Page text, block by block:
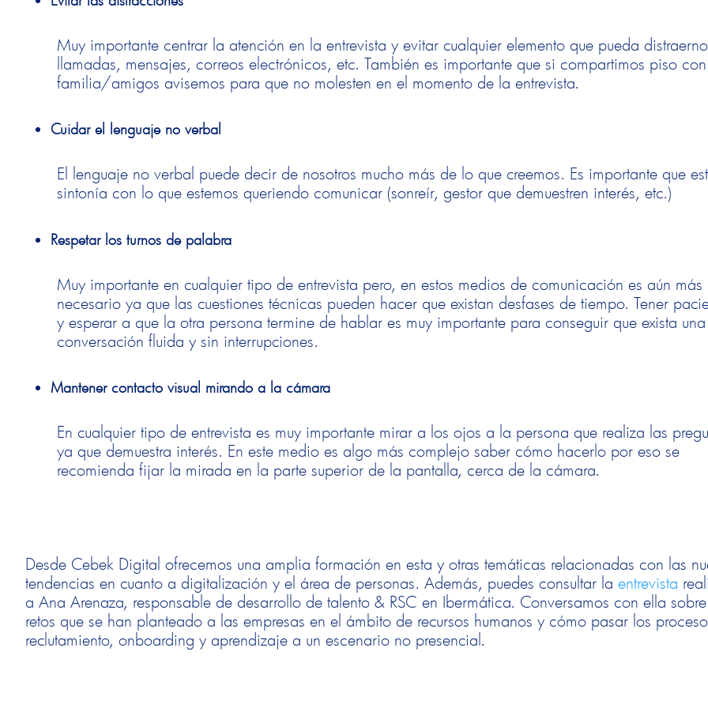
Muy importante centrar la atención en la entrevista y evitar cualquier elemento que pueda
llamadas, mensajes, correos electrónicos, etc. También es importante que si compartimos piso con
familia/amigos avisemos para que no molesten en el momento de la entrevista.
Cuidar el lenguaje no verbal
El lenguaje no verbal puede decir de nosotros mucho más de lo que creemos. Es importante que
sintonía con lo que estemos queriendo comunicar (sonreír, gestor que demuestren interés, etc.)
Respetar los turnos de palabra
Muy importante en cualquier tipo de entrevista pero, en estos medios de comunicación es aún más
necesario ya que las cuestiones técnicas pueden hacer que existan desfases de tiempo. Tener
y esperar a que la otra persona termine de hablar es muy importante para conseguir que exista una
conversación fluida y sin interrupciones.
Mantener contacto visual mirando a la cámara
En cualquier tipo de entrevista es muy importante mirar a los ojos a la persona que realiza las
ya que demuestra interés. En este medio es algo más complejo saber cómo hacerlo por eso se
recomienda fijar la mirada en la parte superior de la pantalla, cerca de la cámara.
Desde Cebek Digital ofrecemos una amplia formación en esta y otras temáticas relacionadas con las
tendencias en cuanto a digitalización y el área de personas. Además, puedes consultar laentrevista
a Ana Arenaza, responsable de desarrollo de talento & RSC en Ibermática. Conversamos con ella
retos que se han planteado a las empresas en el ámbito de recursos humanos y cómo pasar los
reclutamiento, onboarding y aprendizaje a un escenario no presencial.